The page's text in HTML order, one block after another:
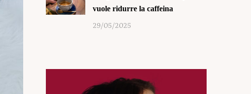
vuole ridurre la caffeina
29/05/2025